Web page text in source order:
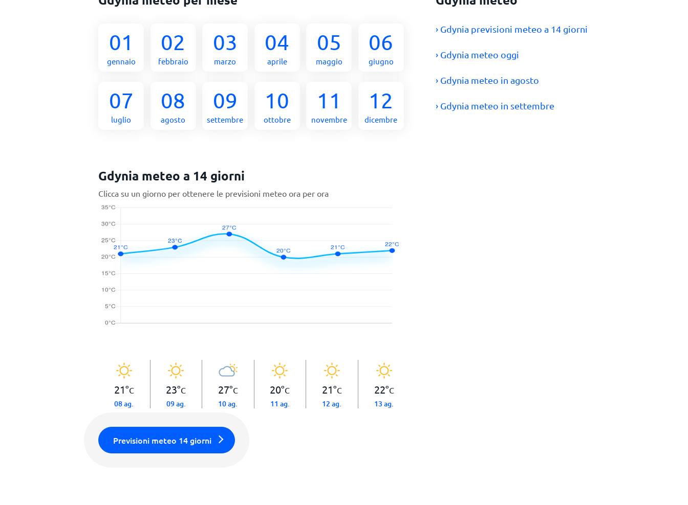
01
gennaio
02
febbraio
03
marzo
04
aprile
05
maggio
06
giugno
07
luglio
08
agosto
09
settembre
10
ottobre
11
novembre
12
dicembre
› Gdynia previsioni meteo a 14 giorni
› Gdynia meteo oggi
› Gdynia meteo in agosto
› Gdynia meteo in settembre
Gdynia meteo a 14 giorni
Clicca su un giorno per ottenere le previsioni meteo ora per ora
21°C
08 ag.
23°C
09 ag.
27°C
10 ag.
20°C
11 ag.
21°C
12 ag.
22°C
13 ag.
Previsioni meteo 14 giorni